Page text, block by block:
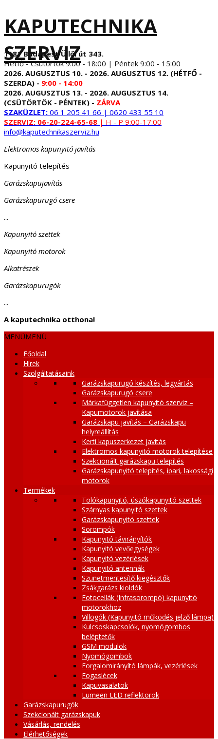
KAPUTECHNIKA
SZERVIZ
1181 Budapest Üllői út 343.
Hétfő - Csütörtök 9:00 - 18:00 | Péntek 9:00 - 15:00
2026. AUGUSZTUS 10. - 2026. AUGUSZTUS 12. (HÉTFŐ -
SZERDA) - 9:00 - 14:00
2026. AUGUSZTUS 13. - 2026. AUGUSZTUS 14.
(CSÜTÖRTÖK - PÉNTEK) - ZÁRVA
SZAKÜZLET: 06 1 205 41 66 | 0620 433 55 10
SZERVIZ: 06-20-224-65-68 | H - P 9:00-17:00
info@kaputechnikaszerviz.hu
Elektromos kapunyitó javítás
Kapunyitó telepítés
Garázskapujavítás
Garázskapurugó csere
...
Kapunyitó szettek
Kapunyitó motorok
Alkatrészek
Garázskapurugók
...
A kaputechnika otthona!
MENÜMENÜ
Főoldal
Hírek
Szolgáltatásaink
Garázskapurugó készítés, legyártás
Garázskapurugó csere
Márkafüggetlen kapunyitó szerviz –
Kapumotorok javítása
Garázskapu javítás – Garázskapu
helyreállítás
Kerti kapuszerkezet javítás
Elektromos kapunyitó motorok telepítése
Szekcionált garázskapu telepítés
Garázskapunyitó telepítés, ipari, lakossági
motorok
Termékek
Tolókapunyitó, úszókapunyitó szettek
Szárnyas kapunyitó szettek
Garázskapunyitó szettek
Sorompók
Kapunyitó távirányítók
Kapunyitó vevőegységek
Kapunyitó vezérlések
Kapunyitó antennák
Szünetmentesítő kiegésztők
Zsákgarázs kioldók
Fotocellák (Infrasorompó) kapunyitó
motorokhoz
Villogók (Kapunyitó működés jelző lámpa)
Kulcsoskapcsolók, nyomógombos
beléptetők
GSM modulok
Nyomógombok
Forgalomirányító lámpák, vezérlések
Fogaslécek
Kapuvasalatok
Lumeen LED reflektorok
Garázskapurugók
Szekcionált garázskapuk
Vásárlás, rendelés
Elérhetőségek